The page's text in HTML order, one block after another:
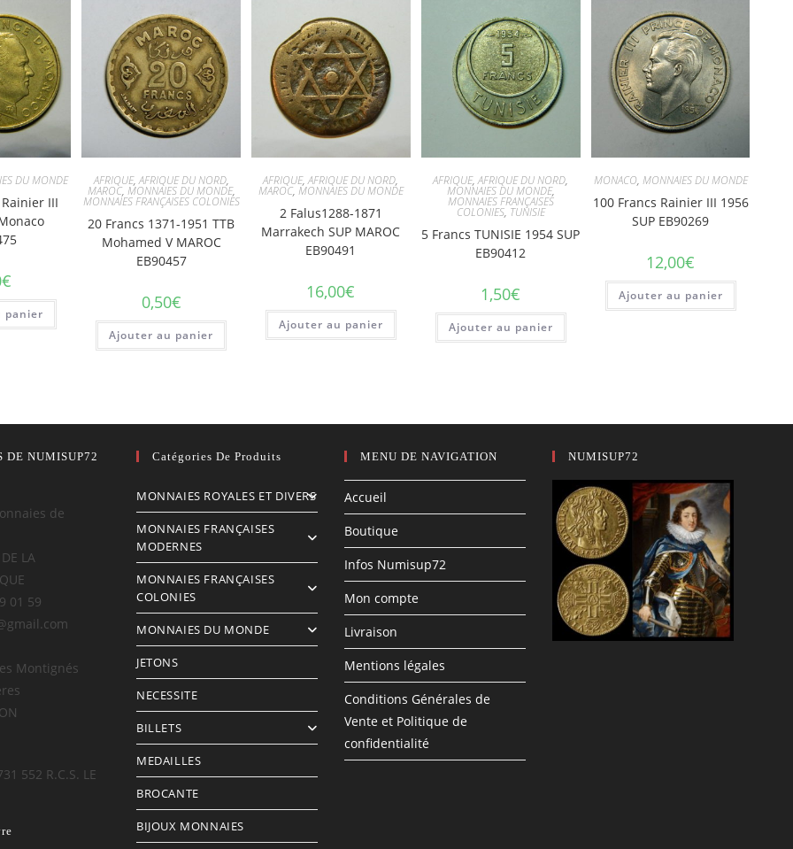
DU MONDE
III
€
panier
AFRIQUE,AFRIQUE DU NORD,
MAROC, MONNAIES DU MONDE,
MONNAIES FRANÇAISES COLONIES
20 Francs 1371-1951 TTB
Mohamed V MAROC
EB90457
0,50€
Ajouter au panier
AFRIQUE,AFRIQUE DU NORD,
MAROC, MONNAIES DU MONDE
2 Falus1288-1871
Marrakech SUP MAROC
EB90491
16,00€
Ajouter au panier
AFRIQUE,AFRIQUE DU NORD,
MONNAIES DU MONDE,
MONNAIES FRANÇAISES
COLONIES, TUNISIE
5 Francs TUNISIE 1954 SUP
EB90412
1,50€
Ajouter au panier
MONACO, MONNAIES DU MONDE
100 Francs Rainier III 1956
SUP EB90269
12,00€
Ajouter au panier
DE NUMISUP72
de
LA
01 59
Montignés
552 R.C.S. LE
Catégories De Produits
MONNAIES ROYALES ET DIVERS
MONNAIES FRANÇAISES
MODERNES
MONNAIES FRANÇAISES
COLONIES
MONNAIES DU MONDE
JETONS
NECESSITE
BILLETS
MEDAILLES
BROCANTE
BIJOUX MONNAIES
MENU DE NAVIGATION
Accueil
Boutique
Infos Numisup72
Mon compte
Livraison
Mentions légales
Conditions Générales de
Vente et Politique de
confidentialité
NUMISUP72